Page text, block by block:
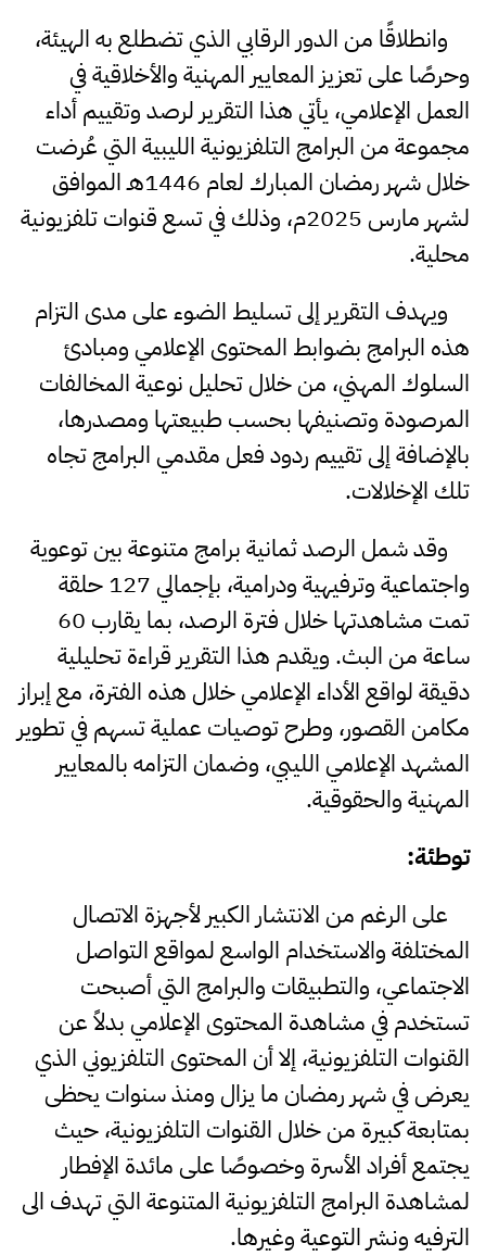
وانطلاقًا من الدور الرقابي الذي تضطلع به الهيئة،
وحرصًا على تعزيز المعايير المهنية والأخلاقية في
العمل الإعلامي، يأتي هذا التقرير لرصد وتقييم أداء
مجموعة من البرامج التلفزيونية الليبية التي عُرضت
خلال شهر رمضان المبارك لعام 1446هـ الموافق
لشهر مارس 2025م، وذلك في تسع قنوات تلفزيونية
محلية.
ويهدف التقرير إلى تسليط الضوء على مدى التزام
هذه البرامج بضوابط المحتوى الإعلامي ومبادئ
السلوك المهني، من خلال تحليل نوعية المخالفات
المرصودة وتصنيفها بحسب طبيعتها ومصدرها،
بالإضافة إلى تقييم ردود فعل مقدمي البرامج تجاه
تلك الإخلالات.
وقد شمل الرصد ثمانية برامج متنوعة بين توعوية
واجتماعية وترفيهية ودرامية، بإجمالي 127 حلقة
تمت مشاهدتها خلال فترة الرصد، بما يقارب 60
ساعة من البث. ويقدم هذا التقرير قراءة تحليلية
دقيقة لواقع الأداء الإعلامي خلال هذه الفترة، مع إبراز
مكامن القصور، وطرح توصيات عملية تسهم في تطوير
المشهد الإعلامي الليبي، وضمان التزامه بالمعايير
المهنية والحقوقية.
توطئة:
على الرغم من الانتشار الكبير لأجهزة الاتصال
المختلفة والاستخدام الواسع لمواقع التواصل
الاجتماعي، والتطبيقات والبرامج التي أصبحت
تستخدم في مشاهدة المحتوى الإعلامي بدلاً عن
القنوات التلفزيونية، إلا أن المحتوى التلفزيوني الذي
يعرض في شهر رمضان ما يزال ومنذ سنوات يحظى
بمتابعة كبيرة من خلال القنوات التلفزيونية، حيث
يجتمع أفراد الأسرة وخصوصًا على مائدة الإفطار
لمشاهدة البرامج التلفزيونية المتنوعة التي تهدف الى
الترفيه ونشر التوعية وغيرها.